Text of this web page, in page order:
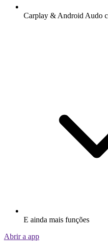
Carplay & Android Audo
E ainda mais funções
Abrir a app